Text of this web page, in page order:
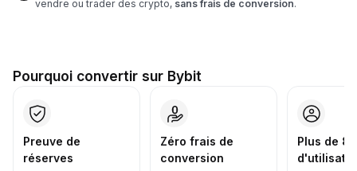
vendre ou trader des crypto, sans frais de conversion.
Pourquoi convertir sur Bybit
Preuve de
réserves
Zéro frais de
conversion
Plus de